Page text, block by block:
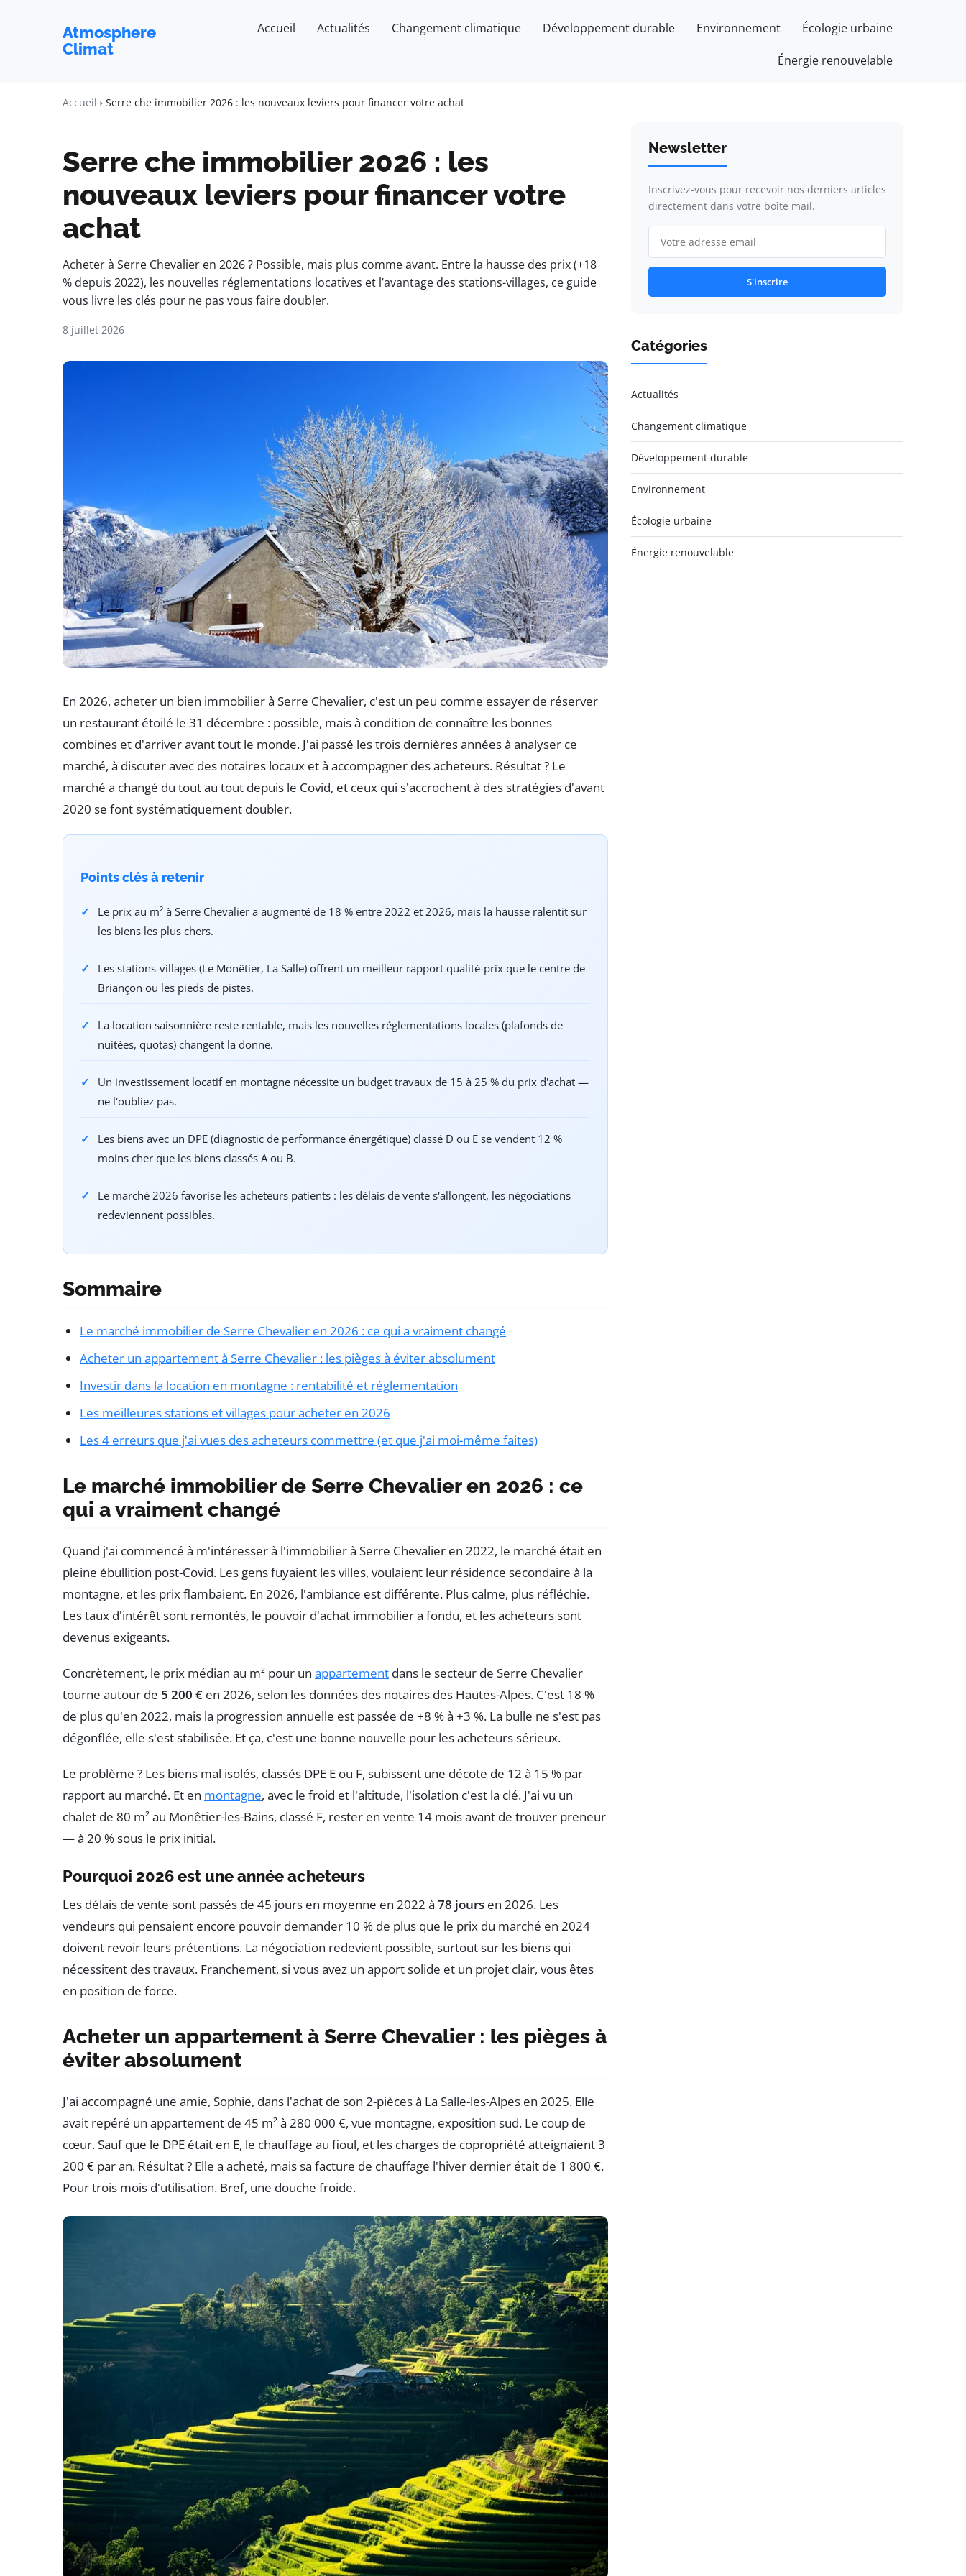
Atmosphere
Climat
Accueil Actualités Changement climatique Développement durable Environnement Écologie urbaine
Énergie renouvelable
Accueil Serre che immobilier 2026 : les nouveaux leviers pour financer votre achat
Serre che immobilier 2026 : les
nouveaux leviers pour financer votre
achat
Acheter à Serre Chevalier en 2026 ? Possible, mais plus comme avant. Entre la hausse des prix (+18
% depuis 2022), les nouvelles réglementations locatives et l’avantage des stations-villages, ce guide
vous livre les clés pour ne pas vous faire doubler.
8 juillet 2026
En 2026, acheter un bien immobilier à Serre Chevalier, c'est un peu comme essayer de réserver
un restaurant étoilé le 31 décembre : possible, mais à condition de connaître les bonnes
combines et d'arriver avant tout le monde. J'ai passé les trois dernières années à analyser ce
marché, à discuter avec des notaires locaux et à accompagner des acheteurs. Résultat ? Le
marché a changé du tout au tout depuis le Covid, et ceux qui s'accrochent à des stratégies d'avant
2020 se font systématiquement doubler.
Points clés à retenir
Le prix au m² à Serre Chevalier a augmenté de 18 % entre 2022 et 2026, mais la hausse ralentit sur
les biens les plus chers.
Les stations-villages (Le Monêtier, La Salle) offrent un meilleur rapport qualité-prix que le centre de
Briançon ou les pieds de pistes.
La location saisonnière reste rentable, mais les nouvelles réglementations locales (plafonds de
nuitées, quotas) changent la donne.
Un investissement locatif en montagne nécessite un budget travaux de 15 à 25 % du prix d'achat —
ne l'oubliez pas.
Les biens avec un DPE (diagnostic de performance énergétique) classé D ou E se vendent 12 %
moins cher que les biens classés A ou B.
Le marché 2026 favorise les acheteurs patients : les délais de vente s'allongent, les négociations
redeviennent possibles.
Sommaire
Le marché immobilier de Serre Chevalier en 2026 : ce qui a vraiment changé
Acheter un appartement à Serre Chevalier : les pièges à éviter absolument
Investir dans la location en montagne : rentabilité et réglementation
Les meilleures stations et villages pour acheter en 2026
Les 4 erreurs que j'ai vues des acheteurs commettre (et que j'ai moi-même faites)
Le marché immobilier de Serre Chevalier en 2026 : ce
qui a vraiment changé
Quand j'ai commencé à m'intéresser à l'immobilier à Serre Chevalier en 2022, le marché était en
pleine ébullition post-Covid. Les gens fuyaient les villes, voulaient leur résidence secondaire à la
montagne, et les prix flambaient. En 2026, l'ambiance est différente. Plus calme, plus réfléchie.
Les taux d'intérêt sont remontés, le pouvoir d'achat immobilier a fondu, et les acheteurs sont
devenus exigeants.
Concrètement, le prix médian au m² pour un appartement dans le secteur de Serre Chevalier
tourne autour de 5 200 € en 2026, selon les données des notaires des Hautes-Alpes. C'est 18 %
de plus qu'en 2022, mais la progression annuelle est passée de +8 % à +3 %. La bulle ne s'est pas
dégonflée, elle s'est stabilisée. Et ça, c'est une bonne nouvelle pour les acheteurs sérieux.
Le problème ? Les biens mal isolés, classés DPE E ou F, subissent une décote de 12 à 15 % par
rapport au marché. Et en montagne, avec le froid et l'altitude, l'isolation c'est la clé. J'ai vu un
chalet de 80 m² au Monêtier-les-Bains, classé F, rester en vente 14 mois avant de trouver preneur
— à 20 % sous le prix initial.
Pourquoi 2026 est une année acheteurs
Les délais de vente sont passés de 45 jours en moyenne en 2022 à 78 jours en 2026. Les
vendeurs qui pensaient encore pouvoir demander 10 % de plus que le prix du marché en 2024
doivent revoir leurs prétentions. La négociation redevient possible, surtout sur les biens qui
nécessitent des travaux. Franchement, si vous avez un apport solide et un projet clair, vous êtes
en position de force.
Acheter un appartement à Serre Chevalier : les pièges à
éviter absolument
J'ai accompagné une amie, Sophie, dans l'achat de son 2-pièces à La Salle-les-Alpes en 2025. Elle
avait repéré un appartement de 45 m² à 280 000 €, vue montagne, exposition sud. Le coup de
cœur. Sauf que le DPE était en E, le chauffage au fioul, et les charges de copropriété atteignaient 3
200 € par an. Résultat ? Elle a acheté, mais sa facture de chauffage l'hiver dernier était de 1 800 €.
Pour trois mois d'utilisation. Bref, une douche froide.
Newsletter
Inscrivez-vous pour recevoir nos derniers articles
directement dans votre boîte mail.
S'inscrire
Catégories
Actualités
Changement climatique
Développement durable
Environnement
Écologie urbaine
Énergie renouvelable